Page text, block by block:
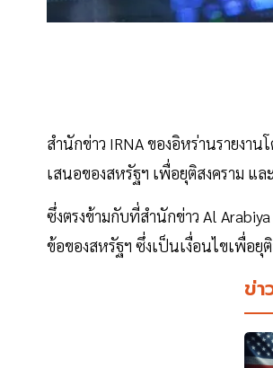
สำนักข่าว IRNA ของอิหร่านรายงา
เสนอของสหรัฐฯ เพื่อยุติสงคราม แ
ซึ่งตรงข้ามกับที่สำนักข่าว Al
ข้อของสหรัฐฯ ซึ่งเป็นเงื่อนไขเพื่อ
ข่